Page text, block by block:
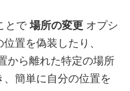
とで場所の変更 オプシ
置を偽装したり、
から離れた特定の場所
簡単に自分の位置を